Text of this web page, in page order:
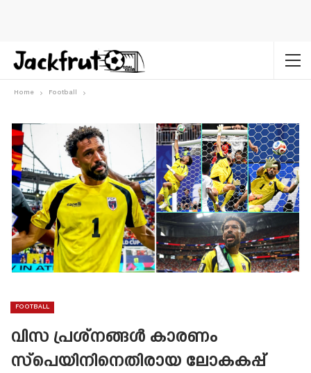
Home Football
FOOTBALL
വിസ പ്രശ്‌നങ്ങൾ കാരണം
സ്പെയിനിനെതിരായ ലോകകപ്പ്